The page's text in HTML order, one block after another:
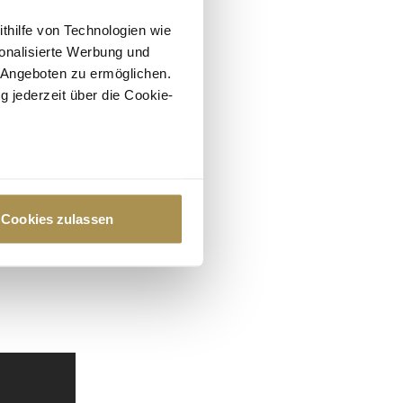
von Technologien wie
Werbung und
zu ermöglichen.
jederzeit über die Cookie-
Präferenzen im
Cookies zulassen